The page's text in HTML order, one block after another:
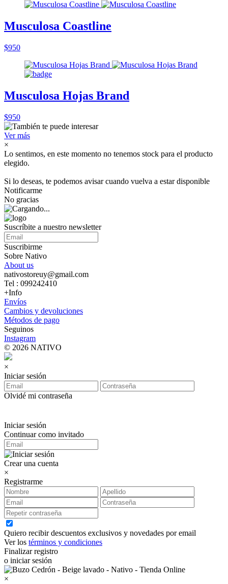
Musculosa Coastline
$950
Musculosa Hojas Brand
$950
Ver más
×
Lo sentimos, en este momento no tenemos stock para el producto
elegido.
Si lo deseas, te podemos avisar cuando vuelva a estar disponible
Notificarme
No gracias
Suscríbite a nuestro newsletter
Suscribirme
Sobre Nativo
About us
nativostoreuy@gmail.com
Tel : 099242410
+Info
Envíos
Cambios y devoluciones
Métodos de pago
Seguinos
Instagram
© 2026 NATIVO
×
Iniciar sesión
Olvidé mi contraseña
Iniciar sesión
Continuar como invitado
Crear una cuenta
×
Registrarme
Quiero recibir descuentos exclusivos y novedades por email
Ver los términos y condiciones
Finalizar registro
o iniciar sesión
×